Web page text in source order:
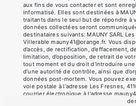
aux fins de vous contacter et sont
informatisé. Elles sont destinées à
traitants dans le seul but de répondre à
données collectées seront
destinataires suivants: MAUNY SARL
Villerable mauny41@orange.fr. Vous
d’accès, de rectification, d’effacement,
limitation, d’opposition, de retrait de
tout moment et du droit d’introduire
d’une autorité de contrôle, ainsi que
données post-mortem. Vous pouvez
voie postale à l'adresse Les Fresnes,
courrier électronique à l'adresse
justificatif d'identité pourra vous être